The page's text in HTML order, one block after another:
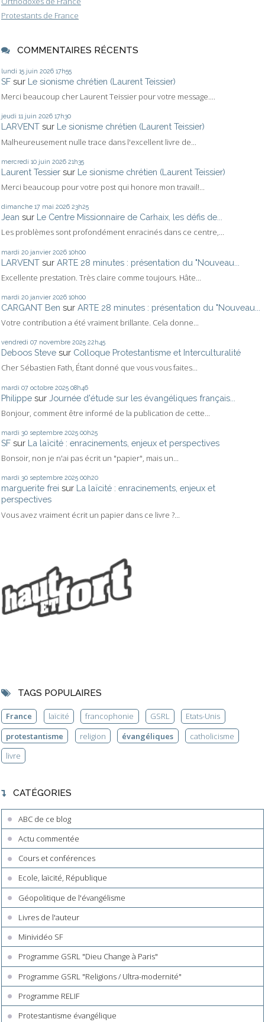
Protestants de France
COMMENTAIRES RÉCENTS
lundi 15 juin 2026 17h55
SF sur Le sionisme chrétien (Laurent Teissier)
Merci beaucoup cher Laurent Teissier pour votre message....
jeudi 11 juin 2026 17h30
LARVENT sur Le sionisme chrétien (Laurent Teissier)
Malheureusement nulle trace dans l'excellent livre de...
mercredi 10 juin 2026 21h35
Laurent Tessier sur Le sionisme chrétien (Laurent Teissier)
Merci beaucoup pour votre post qui honore mon travail!...
dimanche 17 mai 2026 23h25
Jean sur Le Centre Missionnaire de Carhaix, les défis de...
Les problèmes sont profondément enracinés dans ce centre,...
mardi 20 janvier 2026 10h00
LARVENT sur ARTE 28 minutes : présentation du "Nouveau...
Excellente prestation. Très claire comme toujours. Hâte...
mardi 20 janvier 2026 10h00
CARGANT Ben sur ARTE 28 minutes : présentation du "Nouveau...
Votre contribution a été vraiment brillante. Cela donne...
vendredi 07 novembre 2025 22h45
Deboos Steve sur Colloque Protestantisme et Interculturalité
Cher Sébastien Fath, Étant donné que vous vous faites...
mardi 07 octobre 2025 08h46
Philippe sur Journée d'étude sur les évangéliques français...
Bonjour, comment être informé de la publication de cette...
mardi 30 septembre 2025 00h25
SF sur La laïcité : enracinements, enjeux et perspectives
Bonsoir, non je n'ai pas écrit un "papier", mais un...
mardi 30 septembre 2025 00h20
marguerite frei sur La laïcité : enracinements, enjeux et
perspectives
Vous avez vraiment écrit un papier dans ce livre ?...
TAGS POPULAIRES
France laïcité francophonie GSRL
Etats-Unis
protestantisme
religion évangéliques
catholicisme
livre
CATÉGORIES
ABC de ce blog
Actu commentée
Cours et conférences
Ecole, laïcité, République
Géopolitique de l'évangélisme
Livres de l'auteur
Minividéo SF
Programme GSRL "Dieu Change à Paris"
Programme GSRL "Religions / Ultra-modernité"
Programme RELIF
Protestantisme évangélique